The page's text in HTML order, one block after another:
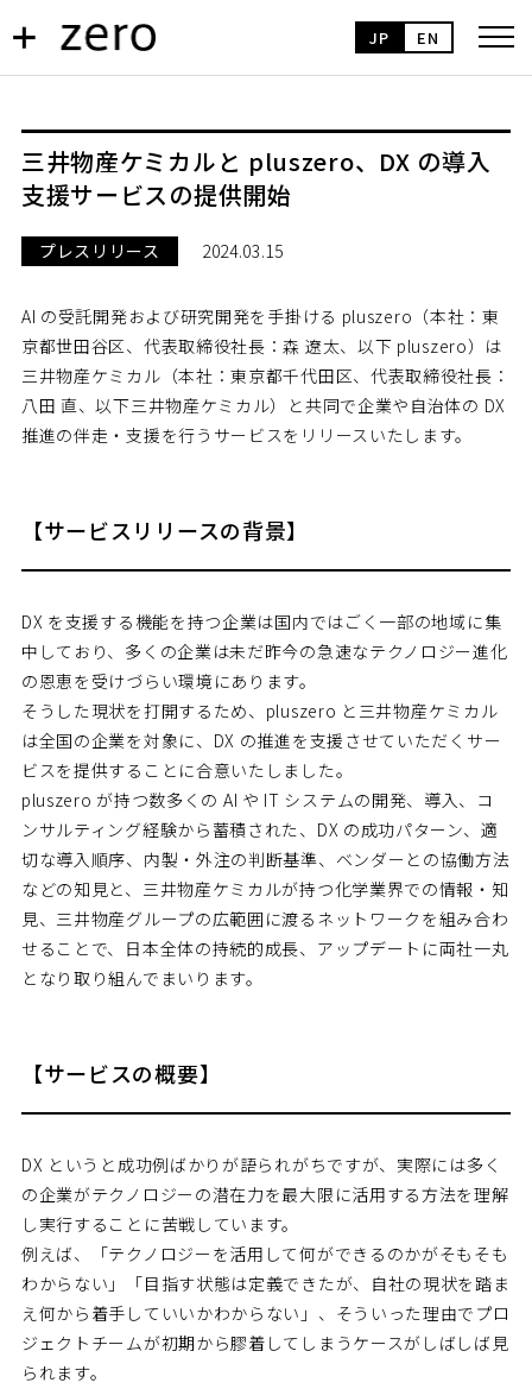
JP EN
三井物産ケミカルと pluszero、DX の導入
支援サービスの提供開始
プレスリリース 2024.03.15
AI の受託開発および研究開発を手掛ける pluszero（本社：東
京都世田谷区、代表取締役社長：森 遼太、以下 pluszero）は
三井物産ケミカル（本社：東京都千代田区、代表取締役社長：
八田 直、以下三井物産ケミカル）と共同で企業や自治体の DX
推進の伴走・支援を行うサービスをリリースいたします。
【サービスリリースの背景】
DX を支援する機能を持つ企業は国内ではごく一部の地域に集
中しており、多くの企業は未だ昨今の急速なテクノロジー進化
の恩恵を受けづらい環境にあります。
そうした現状を打開するため、pluszero と三井物産ケミカル
は全国の企業を対象に、DX の推進を支援させていただくサー
ビスを提供することに合意いたしました。
pluszero が持つ数多くの AI や IT システムの開発、導入、コ
ンサルティング経験から蓄積された、DX の成功パターン、適
切な導入順序、内製・外注の判断基準、ベンダーとの協働方法
などの知見と、三井物産ケミカルが持つ化学業界での情報・知
見、三井物産グループの広範囲に渡るネットワークを組み合わ
せることで、日本全体の持続的成長、アップデートに両社一丸
となり取り組んでまいります。
【サービスの概要】
DX というと成功例ばかりが語られがちですが、実際には多く
の企業がテクノロジーの潜在力を最大限に活用する方法を理解
し実行することに苦戦しています。
例えば、「テクノロジーを活用して何ができるのかがそもそも
わからない」「目指す状態は定義できたが、自社の現状を踏ま
え何から着手していいかわからない」、そういった理由でプロ
ジェクトチームが初期から膠着してしまうケースがしばしば見
られます。